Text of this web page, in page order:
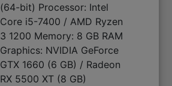
(64-bit) Processor: Intel
Core i5-7400 / AMD Ryzen
3 1200 Memory: 8 GB RAM
Graphics: NVIDIA GeForce
GTX 1660 (6 GB) / Radeon
RX 5500 XT (8 GB)